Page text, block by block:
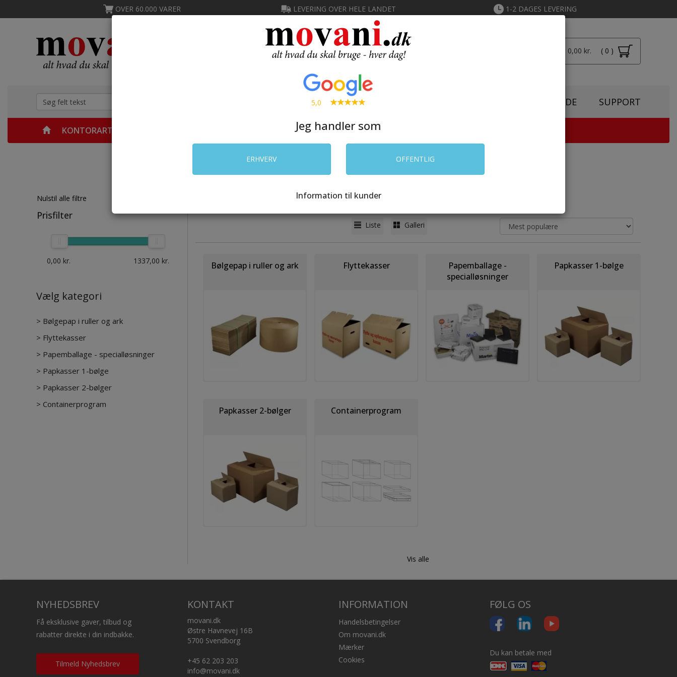
OVER 60.000 VARER LEVERING OVER HELE LANDET 1-2 DAGES LEVERING
Total: 0,00 kr.
( 0 )
SØG TONERGUIDE SUPPORT
KONTORARTIKLER RENGØRING LAGER ELEKTRONIK
Nulstil alle filtre
Prisfilter
0,00 kr. 1337,00 kr.
Vælg kategori
> Bølgepap i ruller og ark
> Flyttekasser
> Papemballage - specialløsninger
> Papkasser 1-bølge
> Papkasser 2-bølger
> Containerprogram
(193 varer)
Liste Galleri
Bølgepap i ruller og ark Flyttekasser
Papemballage -
specialløsninger
Papkasser 1-bølge
Papkasser 2-bølger Containerprogram
Vis alle
NYHEDSBREV
Få eksklusive gaver, tilbud og
rabatter direkte i din indbakke.
Tilmeld Nyhedsbrev
KONTAKT
movani.dk
Østre Havnevej 16B
5700 Svendborg
+45 62 203 203
info@movani.dk
INFORMATION
Handelsbetingelser
Om movani.dk
Mærker
Cookies
FØLG OS
Du kan betale med
5,0
Jeg handler som
ERHVERV OFFENTLIG
Information til kunder